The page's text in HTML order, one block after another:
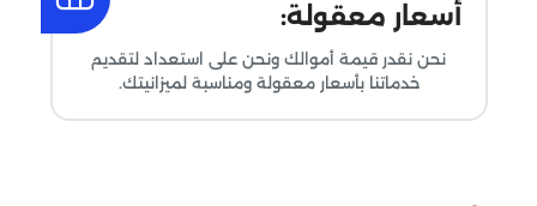
أسعار معقولة:
نحن نقدر قيمة أموالك ونحن على استعداد لتقديم
خدماتنا بأسعار معقولة ومناسبة لميزانيتك.